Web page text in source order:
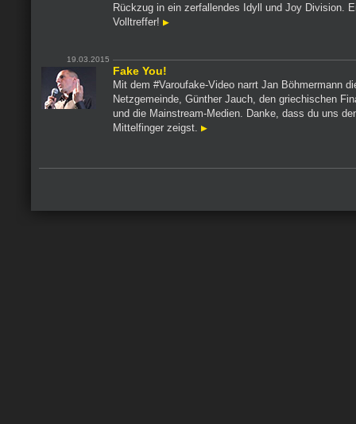
Rückzug in ein zerfallendes Idyll und Joy Division.
Volltreffer!
19.03.2015
Fake You!
Mit dem #Varoufake-Video narrt Jan Böhmermann
Netzgemeinde, Günther Jauch, den griechischen
und die Mainstream-Medien. Danke, dass du uns
Mittelfinger zeigst.